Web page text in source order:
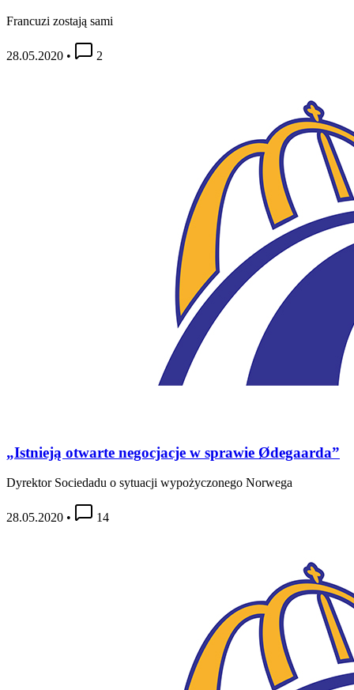
Francuzi zostają sami
28.05.2020 • 2
„Istnieją otwarte negocjacje w sprawie Ødegaarda”
Dyrektor Sociedadu o sytuacji wypożyczonego Norwega
28.05.2020 • 14